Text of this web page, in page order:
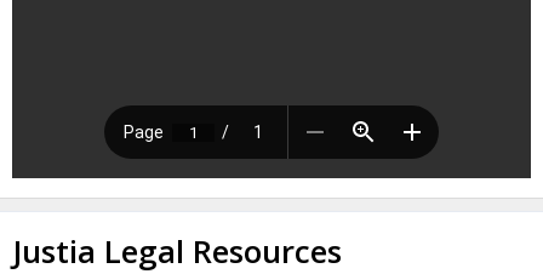
Justia Legal Resources